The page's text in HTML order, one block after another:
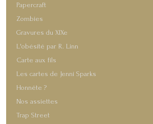
Papercraft
Zombies
Gravures du XIXe
L'obésité par R. Linn
Carte aux fils
Les cartes de Jenni Sparks
Honnête ?
Nos assiettes
Trap Street